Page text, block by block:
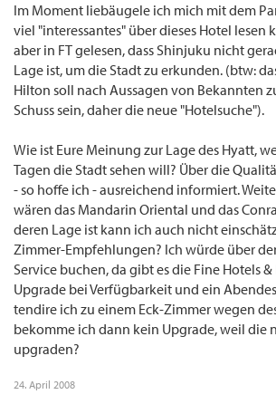
Im Moment liebäugele ich mich mit dem
viel "interessantes" über dieses Hotel lesen
aber in FT gelesen, dass Shinjuku nicht
Lage ist, um die Stadt zu erkunden. (btw:
Hilton soll nach Aussagen von Bekannten
Schuss sein, daher die neue "Hotelsuche").
Wie ist Eure Meinung zur Lage des Hyatt,
Tagen die Stadt sehen will? Über die
- so hoffe ich - ausreichend informiert.
wären das Mandarin Oriental und das
deren Lage ist kann ich auch nicht
Zimmer-Empfehlungen? Ich würde über
Service buchen, da gibt es die Fine Hotels &
Upgrade bei Verfügbarkeit und ein
tendire ich zu einem Eck-Zimmer wegen
bekomme ich dann kein Upgrade, weil die
upgraden?
24. April 2008